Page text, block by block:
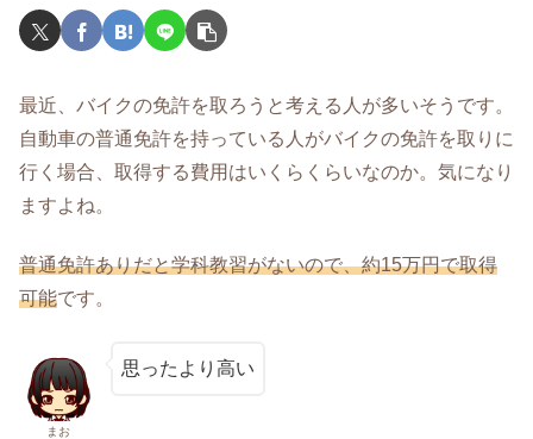
最近、バイクの免許を取ろうと考える人が多いそうです。
自動車の普通免許を持っている人がバイクの免許を取りに
行く場合、取得する費用はいくらくらいなのか。気になり
ますよね。
普通免許ありだと学科教習がないので、約15万円で取得
可能です。
まお
思ったより高い